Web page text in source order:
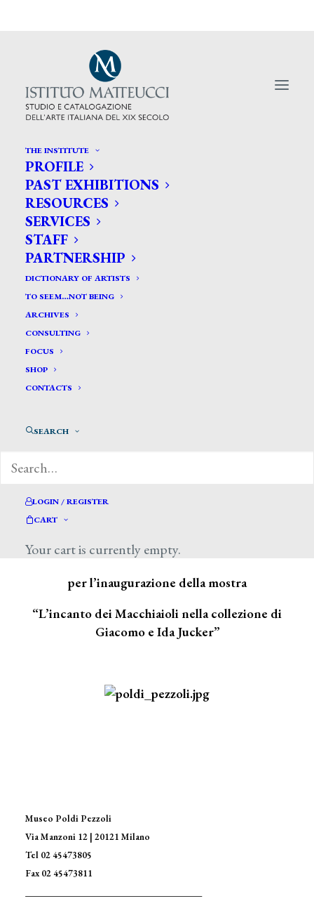
THE INSTITUTE
PROFILE
PAST EXHIBITIONS
RESOURCES
SERVICES
STAFF
PARTNERSHIP
DICTIONARY OF ARTISTS
TO SEEM…NOT BEING
ARCHIVES
CONSULTING
FOCUS
SHOP
CONTACTS
SEARCH
LOGIN / REGISTER
CART
Your cart is currently empty.
Invito all'inaugurazione della
mostra "L'incanto dei Macchiaioli
nella collezione di Giacomo e Ida
Jucker" al Museo Poldi Pezzoli
Vi aspettiamo al Museo Poldi Pezzoli
Giovedì 12 novembre, alle ore 18.30
per l’inaugurazione della mostra
“L’incanto dei Macchiaioli nella collezione di
Giacomo e Ida Jucker”
Museo Poldi Pezzoli
Via Manzoni 12 | 20121 Milano
Tel 02 45473805
Fax 02 45473811